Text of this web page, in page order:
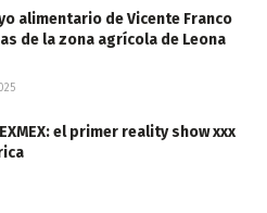
alimentario de Vicente Franco
de la zona agrícola de Leona
el primer reality show xxx